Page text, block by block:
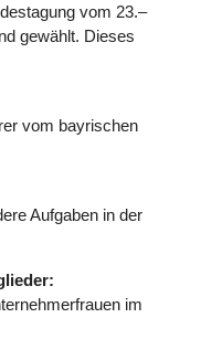
vom 23.–
gewählt. Dieses
vom bay­ri­schen
Aufgaben in der
im